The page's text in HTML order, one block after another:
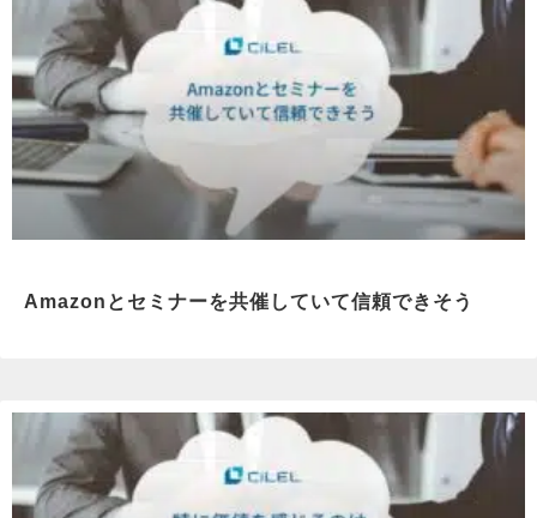
Amazonとセミナーを共催していて信頼できそう